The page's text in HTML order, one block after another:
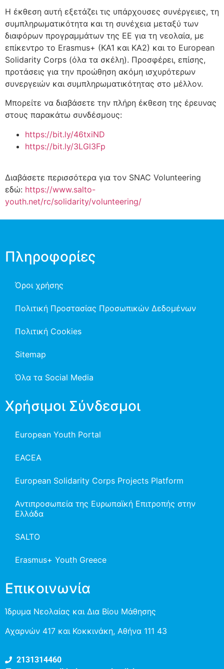
Η έκθεση αυτή εξετάζει τις υπάρχουσες συνέργειες, τη
συμπληρωματικότητα και τη συνέχεια μεταξύ των
διαφόρων προγραμμάτων της ΕΕ για τη νεολαία, με
επίκεντρο το Erasmus+ (KA1 και KA2) και το European
Solidarity Corps (όλα τα σκέλη). Προσφέρει, επίσης,
προτάσεις για την προώθηση ακόμη ισχυρότερων
συνεργειών και συμπληρωματικότητας στο μέλλον.
Μπορείτε να διαβάσετε την πλήρη έκθεση της έρευνας
στους παρακάτω συνδέσμους:
https://bit.ly/46txiND
https://bit.ly/3LGl3Fp
Διαβάσετε περισσότερα για τον SNAC Volunteering
εδώ: https://www.salto-
youth.net/rc/solidarity/volunteering/
Πληροφορίες
Όροι χρήσης
Πολιτική Προστασίας Προσωπικών Δεδομένων
Πολιτική Cookies
Sitemap
Όλα τα Social Media
Χρήσιμοι Σύνδεσμοι
European Youth Portal
EACEA
European Solidarity Corps Projects Platform
Αντιπροσωπεία της Ευρωπαϊκή Επιτροπής στην
Ελλάδα
SALTO
Erasmus+ Youth Greece
Επικοινωνία
Ίδρυμα Νεολαίας και Δια Βίου Μάθησης
Αχαρνών 417 και Κοκκινάκη, Αθήνα 111 43
2131314460